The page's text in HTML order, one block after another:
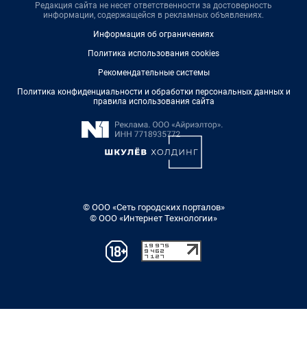
Редакция сайта не несет ответственности за достоверность
информации, содержащейся в рекламных объявлениях.
Информация об ограничениях
Политика использования cookies
Рекомендательные системы
Политика конфиденциальности и обработки персональных данных и
правила использования сайта
© ООО «Сеть городских порталов»
© ООО «Интернет Технологии»